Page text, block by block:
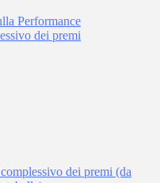
Performance
dei premi
dei premi (da